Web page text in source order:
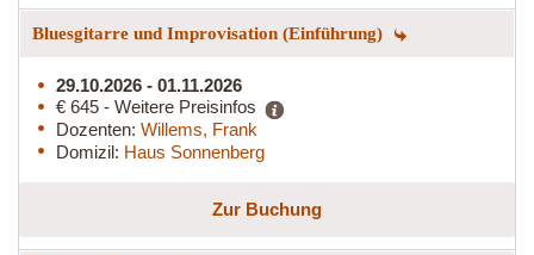
Bluesgitarre und Improvisation (Einführung)
29.10.2026 - 01.11.2026
€ 645 - Weitere Preisinfos
Dozenten: Willems, Frank
Domizil: Haus Sonnenberg
Zur Buchung